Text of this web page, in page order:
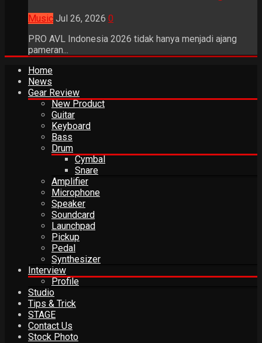
Music Jul 26, 2026 0
PRO AVL Indonesia 2026 tidak hanya menjadi ajang
pameran...
Home
News
Gear Review
New Product
Guitar
Keyboard
Bass
Drum
Cymbal
Snare
Amplifier
Microphone
Speaker
Soundcard
Launchpad
Pickup
Pedal
Synthesizer
Interview
Profile
Studio
Tips & Trick
STAGE
Contact Us
Stock Photo